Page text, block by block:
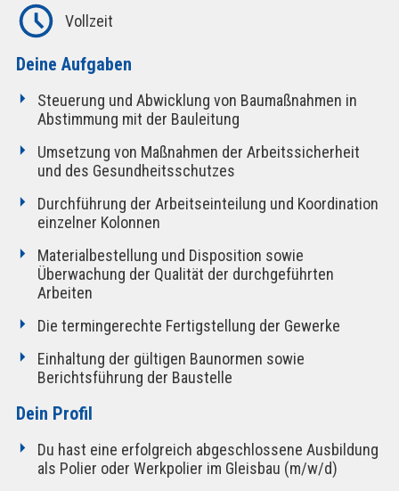
Vollzeit
Deine Aufgaben
Steuerung und Abwicklung von Baumaßnahmen in
Abstimmung mit der Bauleitung
Umsetzung von Maßnahmen der Arbeitssicherheit
und des Gesundheitsschutzes
Durchführung der Arbeitseinteilung und Koordination
einzelner Kolonnen
Materialbestellung und Disposition sowie
Überwachung der Qualität der durchgeführten
Arbeiten
Die termingerechte Fertigstellung der Gewerke
Einhaltung der gültigen Baunormen sowie
Berichtsführung der Baustelle
Dein Profil
Du hast eine erfolgreich abgeschlossene Ausbildung
als Polier oder Werkpolier im Gleisbau (m/w/d)